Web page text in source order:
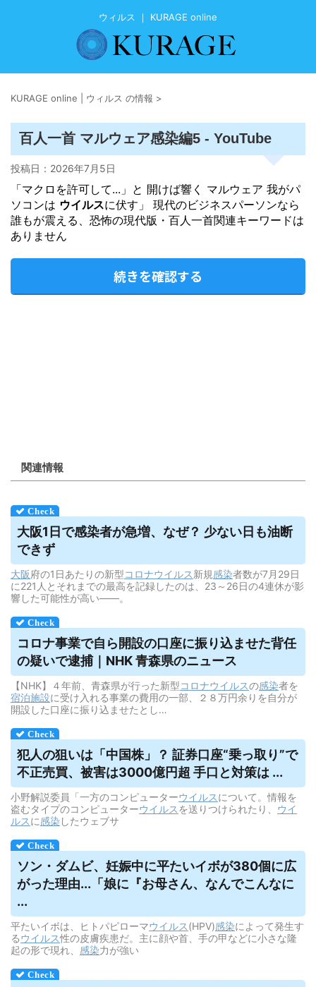
ウィルス ｜ KURAGE online
KURAGE online | ウィルス の情報 >
百人一首 マルウェア感染編5 - YouTube
投稿日： 2026年7月5日
「マクロを許可して...」と 開けば響く マルウェア 我がパ
ソコンは ウイルスに伏す」 現代のビジネスパーソンなら
誰もが震える、恐怖の現代版・百人一首関連キーワードは
ありません
続きを確認する
関連情報
大阪1日で感染者が急増、なぜ？ 少ない日も油断
できず
大阪府の1日あたりの新型コロナウイルス新規感染者数が7月29日
に221人とそれまでの最高を記録したのは、23～26日の4連休が影
響した可能性が高い――。
コロナ事業で自ら開設の口座に振り込ませた背任
の疑いで逮捕｜NHK 青森県のニュース
【NHK】４年前、青森県が行った新型コロナウイルスの感染者を
宿泊施設に受け入れる事業の費用の一部、２８万円余りを自分が
開設した口座に振り込ませたとし…
犯人の狙いは「中国株」？ 証券口座“乗っ取り”で
不正売買、被害は3000億円超 手口と対策は ...
小野解説委員「一方のコンピューターウイルスについて。情報を
盗むタイプのコンピューターウイルス を送りつけられたり、 ウイ
ルスに感染 したウェブサ
ソン・ダムビ、妊娠中に平たいイボが380個に広
がった理由...「娘に『お母さん、なんでこんなに
...
平たいイボは、ヒトパピローマウイルス(HPV)感染によって発生す
るウイルス性の皮膚疾患だ。主に顔や首、手の甲などに小さな隆
起の形で現れ、 感染力が強い